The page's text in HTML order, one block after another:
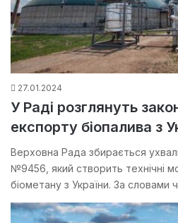
27.01.2024
У Раді розглянуть
експорту біопалива з
Верховна Рада збирається
№9456, який створить технічні
біометану з України. За словами